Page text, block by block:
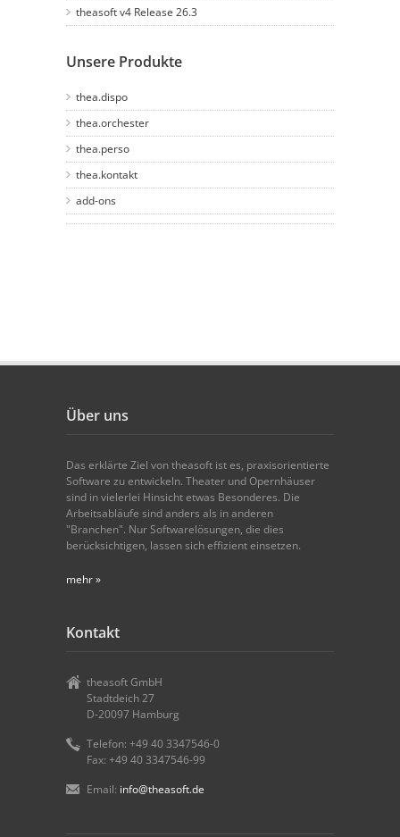
theasoft v4 Release 26.3
Unsere Produkte
thea.dispo
thea.orchester
thea.perso
thea.kontakt
add-ons
Über uns
Das erklärte Ziel von theasoft ist es, praxisorientierte
Software zu entwickeln. Theater und Opernhäuser
sind in vielerlei Hinsicht etwas Besonderes. Die
Arbeitsabläufe sind anders als in anderen
"Branchen". Nur Softwarelösungen, die dies
berücksichtigen, lassen sich effizient einsetzen.
mehr »
Kontakt
theasoft GmbH
Stadtdeich 27
D-20097 Hamburg
Telefon: +49 40 3347546-0
Fax: +49 40 3347546-99
Email: info@theasoft.de